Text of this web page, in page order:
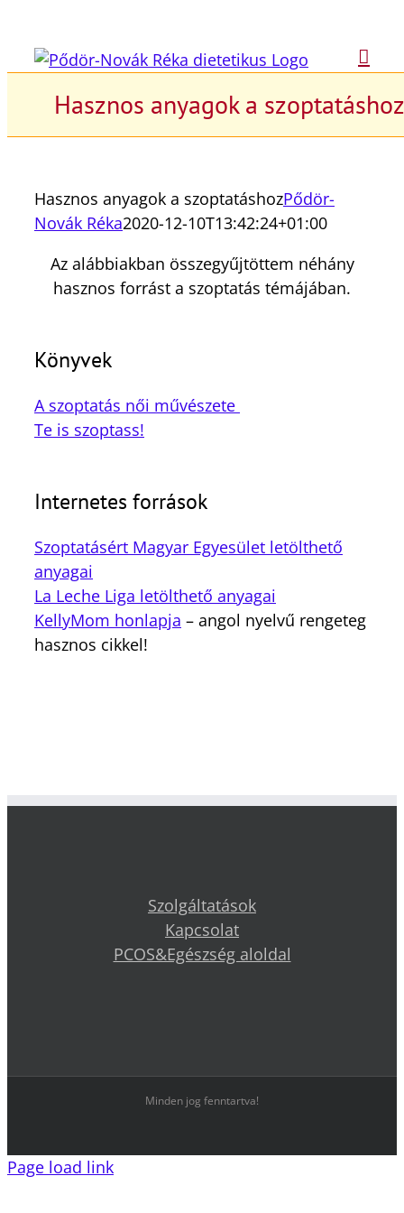
Hasznos anyagok a szoptatáshoz
Hasznos anyagok a szoptatáshozPődör-
Novák Réka2020-12-10T13:42:24+01:00
Az alábbiakban összegyűjtöttem néhány
hasznos forrást a szoptatás témájában.
Könyvek
A szoptatás női művészete
Te is szoptass!
Internetes források
Szoptatásért Magyar Egyesület letölthető
anyagai
La Leche Liga letölthető anyagai
KellyMom honlapja – angol nyelvű rengeteg
hasznos cikkel!
Szolgáltatások
Kapcsolat
PCOS&Egészség aloldal
Minden jog fenntartva!
Page load link